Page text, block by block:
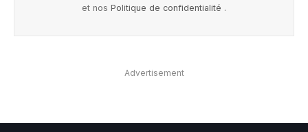
et nos Politique de confidentialité .
Advertisement